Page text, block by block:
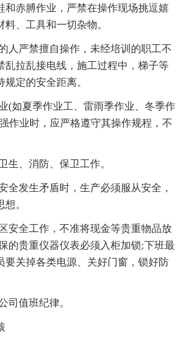
和赤膊作业，严禁在操作现场挑逗嬉
、工具和一切杂物。
人严禁擅自操作，未经培训的职工不
乱拉乱接电线，施工过程中，梯子等
定的安全距离。
(如夏季作业工、雷雨季作业、冬季作
作业时，应严格遵守其操作规程，不
生、消防、保卫工作。
全发生矛盾时，生产必须服从安全，
。
安全工作，不准将现金等贵重物品放
的贵重仪器仪表必须入柜加锁;下班最
要关掉各类电源、关好门窗，锁好防
司值班纪律。